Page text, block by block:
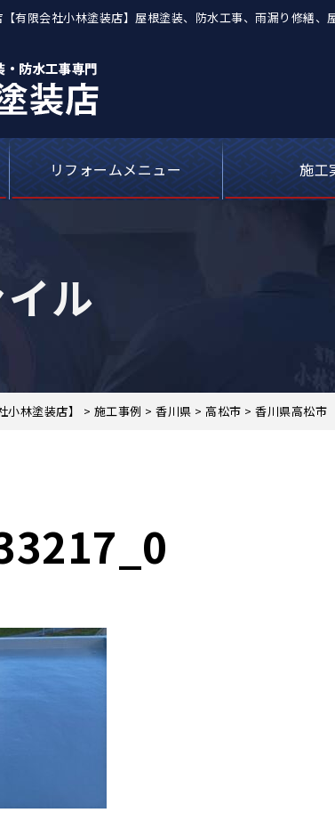
有限会社小林塗装店】屋根塗装、防水工事、雨漏り修繕
リフォームメニュー
塗料に
カラーシミ
外壁塗装・屋根塗
雨漏
施工
現場
お客さ
ル
林塗装店】 > 施工事例 > 香川県 > 高松市 > 香川県高松